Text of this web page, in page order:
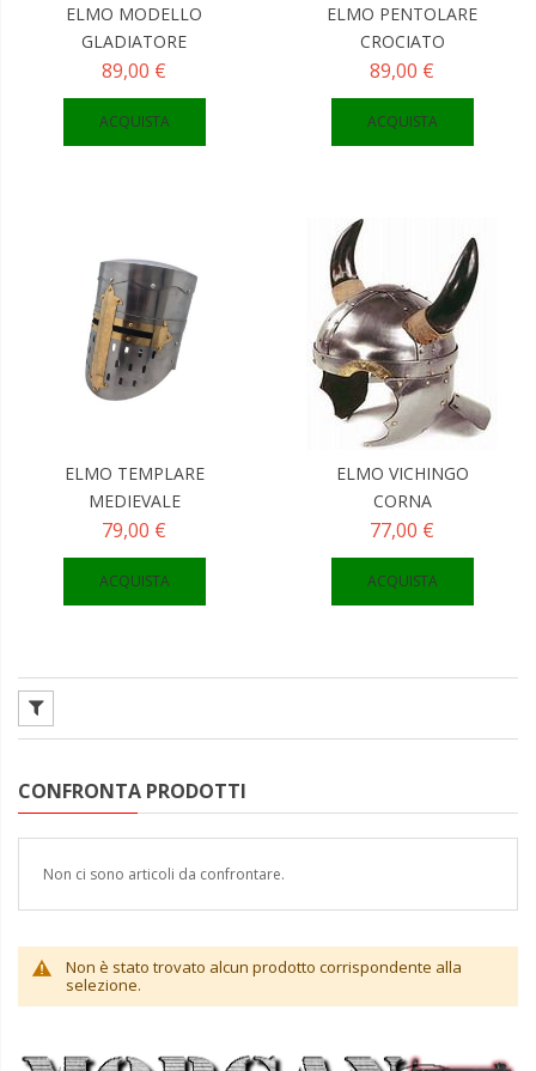
ELMO MODELLO
GLADIATORE
89,00 €
ACQUISTA
ELMO PENTOLARE
CROCIATO
89,00 €
ACQUISTA
ELMO TEMPLARE
MEDIEVALE
79,00 €
ACQUISTA
ELMO VICHINGO
CORNA
77,00 €
ACQUISTA
CONFRONTA PRODOTTI
Non ci sono articoli da confrontare.
Non è stato trovato alcun prodotto corrispondente alla
selezione.